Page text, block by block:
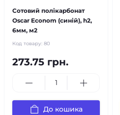
Сотовий полікарбонат
Oscar Econom (синій), h2,
6мм, м2
Код товару: 80
273.75 грн.
До кошика